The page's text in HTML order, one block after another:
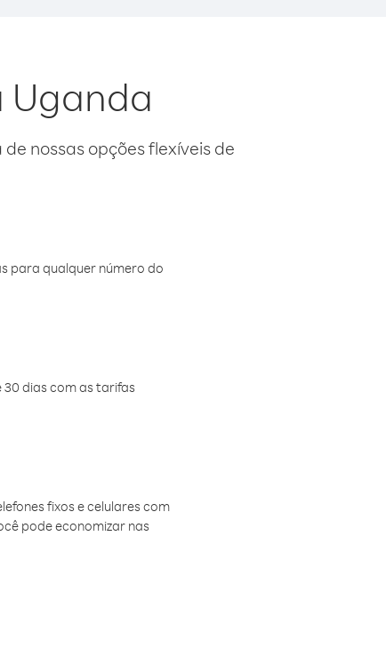
Uganda
nossas opções flexíveis de
para qualquer número do
dias com as tarifas
fixos e celulares com
pode economizar nas